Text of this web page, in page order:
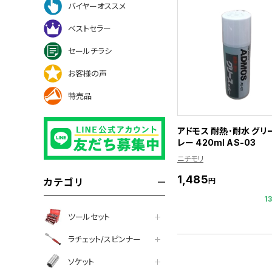
バイヤーオススメ
ベストセラー
セールチラシ
お客様の声
特売品
カテゴリ
ツールセット
ラチェット/スピンナー
ソケット
アドモス 耐熱･耐水 グリ
レー 420ml AS-03
ニチモリ
1,485円